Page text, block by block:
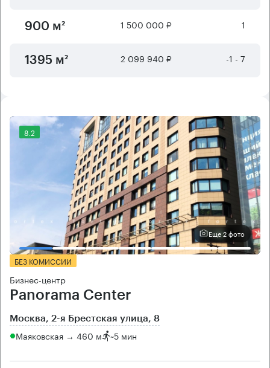
900 м² 1 500 000 ₽ 1
1395 м² 2 099 940 ₽ -1 - 7
8.2
Еще 2 фото
БЕЗ КОМИССИИ
Бизнес-центр
Panorama Center
Москва, 2-я Брестская улица, 8
Маяковская → 460 м ~5 мин